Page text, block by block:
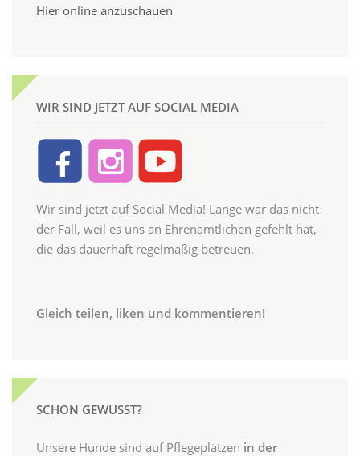
Hier online anzuschauen
WIR SIND JETZT AUF SOCIAL MEDIA
Wir sind jetzt auf Social Media! Lange war das nicht
der Fall, weil es uns an Ehrenamtlichen gefehlt hat,
die das dauerhaft regelmäßig betreuen.
Gleich teilen, liken und kommentieren!
SCHON GEWUSST?
Unsere Hunde sind auf Pflegeplätzen in der